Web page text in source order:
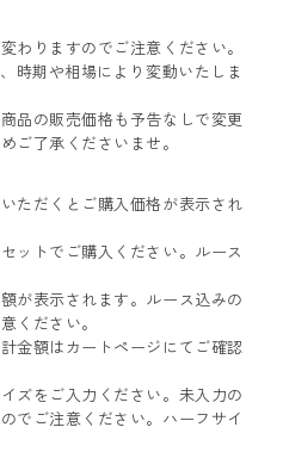
わりますのでご注意ください。
時期や相場により変動いたしま
品の販売価格も予告なしで変更
ご了承くださいませ。
ただくとご購入価格が表示され
ットでご購入ください。ルース
が表示されます。ルース込みの
ください。
金額はカートページにてご確認
ズをご入力ください。未入力の
でご注意ください。ハーフサイ